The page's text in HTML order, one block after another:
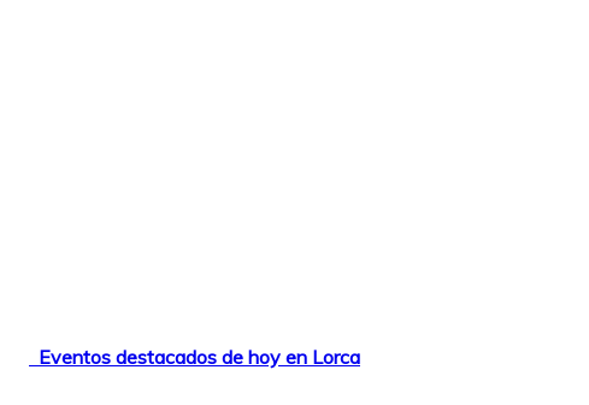
Eventos destacados de hoy en Lorca